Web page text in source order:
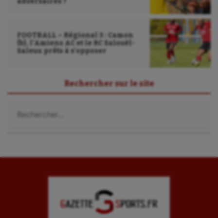
Sarbacane
Sauvetage sportif
Sport handicap
Sport santé
Triathlon
FOOTBALL – Régional 3 : Camon
(b), l’Amiens AC et le RC Salouël-
Saleux prêts à s’opposer
Rechercher sur le site